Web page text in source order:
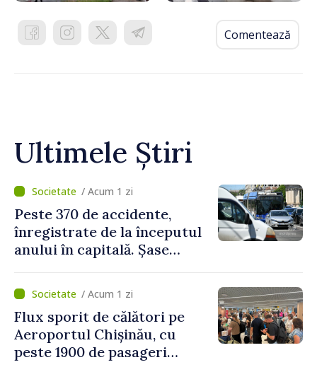
Comentează
Ultimele Știri
/ Acum 1 zi
Peste 370 de accidente,
înregistrate de la începutul
anului în capitală. Șase
/ Acum 1 zi
Flux sporit de călători pe
Aeroportul Chișinău, cu
peste 1900 de pasageri